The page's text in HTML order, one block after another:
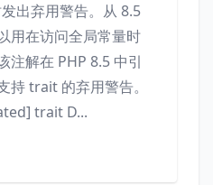
出弃用警告。从 8.5
用在访问全局常量时
注解在 PHP 8.5 中引
持 trait 的弃用警告。
trait D...